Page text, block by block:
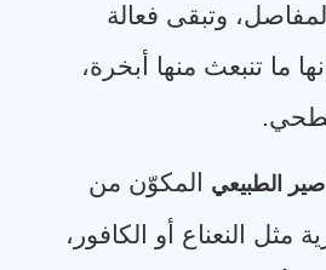
وتبقى فعالة
ما تنبعث منها أبخرة،
.
الطبيعي
المكوّن من
النعناع أو الكافور،